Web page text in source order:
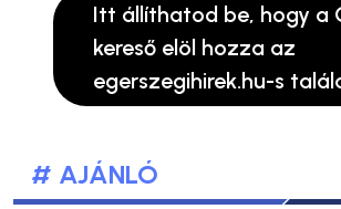
Itt állíthatod be, hogy a
kereső elöl hozza az
egerszegihirek.hu-s
# AJÁNLÓ